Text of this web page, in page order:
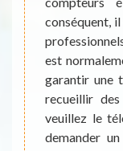
de
conséquent,
est
garantir une
recueillir des
veuillez le
demander